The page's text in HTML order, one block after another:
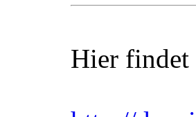
Hier findet